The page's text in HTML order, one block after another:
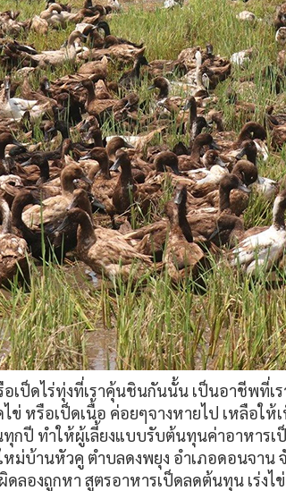
เป็ดไร่ทุ่งที่เราคุ้นชินกันนั้น เป็นอาชีพที่เ
หรือเป็ดเนื้อ ค่อยๆจางหายไป เหลือให้เ
ปี ทำให้ผู้เลี้ยงแบบรับต้นทุนค่าอาหารเป็
หม่บ้านหัวคู ตำบลดงพยุง อำเภอดอนจาน
ดลองถูกหา สูตรอาหารเป็ดลดต้นทุน เร่ง